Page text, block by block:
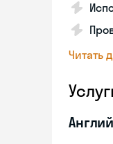
Читать